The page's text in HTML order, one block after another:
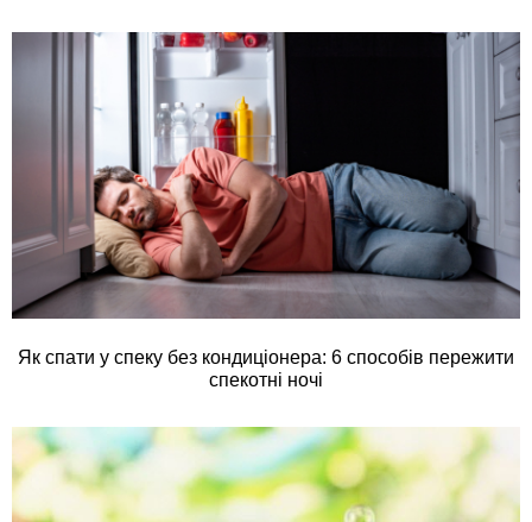
Як спати у спеку без кондиціонера: 6 способів пережити
спекотні ночі